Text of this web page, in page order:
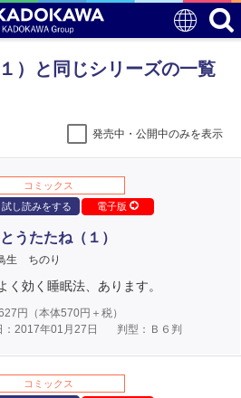
）と同じシリーズの一覧
発売中・公開中のみを表示
コミックス
試し読みをする
電子版
うたたね（１）
生 ちのり
く効く睡眠法、あります。
円（本体570円＋税）
：2017年01月27日
判型：Ｂ６判
コミックス